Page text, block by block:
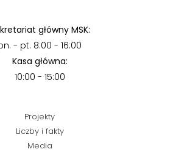
główny MSK:
- pt. 8:00 - 16:00
Kasa główna:
10:00 - 15:00
Projekty
Liczby i fakty
Media